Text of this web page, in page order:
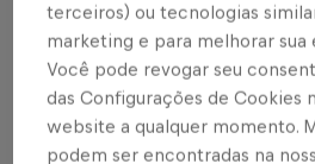
Com dois
atacante
Red Bull
terceiros) ou tecnologias
marketing e para melhorar
Você pode revogar seu
das Configurações de Cookies
website a qualquer momento.
podem ser encontradas na